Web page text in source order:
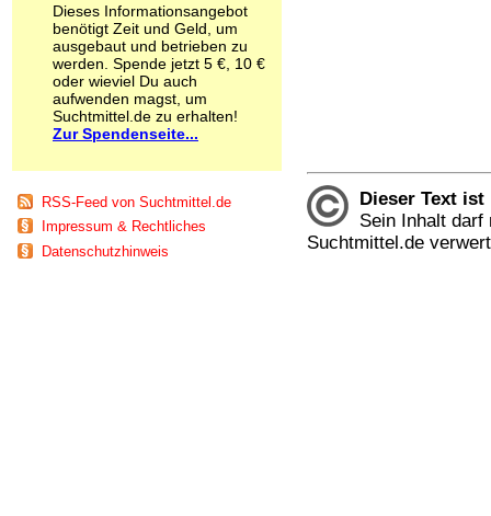
Dieser Text
Sein Inhalt darf
Suchtmittel.de
Pilze
Poppers
Psychopharmaka
Schlafmittel
Schmerzmittel
Schnüffelstoffe
Spice
Sucht / Süchte
Arbeitssucht
Co-Abhängigkeit
Computersucht
Dieses Informationsangebot
benötigt Zeit und Geld, um
ausgebaut und betrieben zu
werden. Spende jetzt 5 €, 10 €
oder wieviel Du auch
aufwenden magst, um
Suchtmittel.de zu erhalten!
Zur Spendenseite...
RSS-Feed von Suchtmittel.de
Impressum & Rechtliches
Datenschutzhinweis